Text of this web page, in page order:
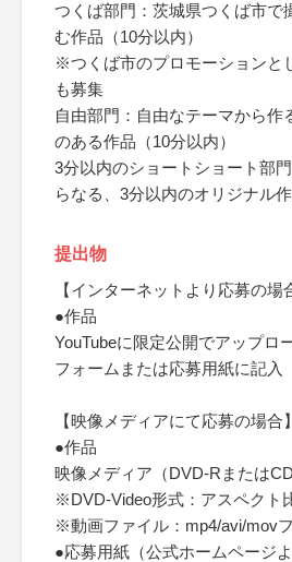
つくば部門：茨城県つくば市で
む作品（10分以内）
※つくば市のプロモーションと
も募集
自由部門：自由なテーマから作
のある作品（10分以内）
3分以内のショートショート部
らなる、3分以内のオリジナル
提出物
【インターネットより応募の場
●作品
YouTubeに限定公開でアップロ
フォームまたは応募用紙に記入
【映像メディアにて応募の場合】
●作品
映像メディア（DVD-Rまたは
※DVD-Video形式：アスペクト
※動画ファイル：mp4/avi/mov
●応募用紙（公式ホームページ